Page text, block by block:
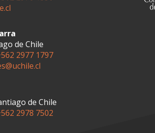
de Chile
2977 1797
de Chile
2978 7502